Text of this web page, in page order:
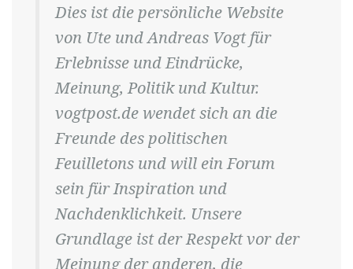
Dies ist die persönliche Website
von Ute und Andreas Vogt für
Erlebnisse und Eindrücke,
Meinung, Politik und Kultur.
vogtpost.de wendet sich an die
Freunde des politischen
Feuilletons und will ein Forum
sein für Inspiration und
Nachdenklichkeit. Unsere
Grundlage ist der Respekt vor der
Meinung der anderen, die